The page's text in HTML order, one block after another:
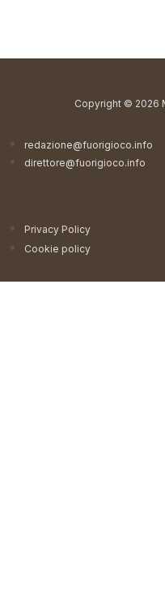
Copyright © 2026
redazione@fuorigioco.info
direttore@fuorigioco.info
Privacy Policy
Cookie policy